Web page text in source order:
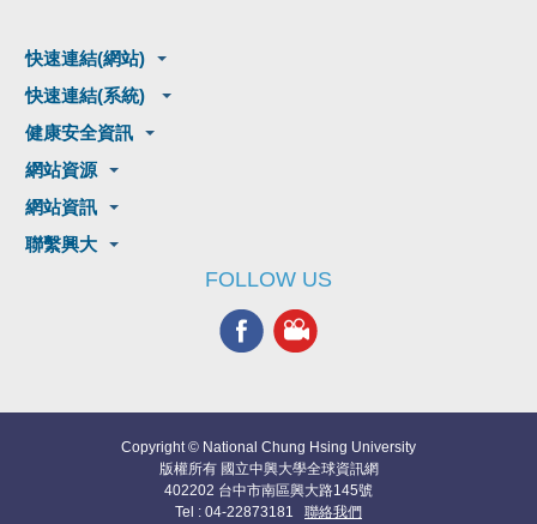
快速連結(網站)
快速連結(系統)
健康安全資訊
網站資源
網站資訊
聯繫興大
FOLLOW US
Copyright © National Chung Hsing University
版權所有 國立中興大學全球資訊網
402202 台中市南區興大路145號
Tel : 04-22873181 聯絡我們